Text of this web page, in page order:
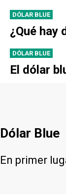
DÓLAR BLUE
¿Qué hay
DÓLAR BLUE
El dólar
Dólar Blue
En primer